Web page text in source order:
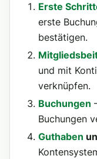
Erste
erste
bestätigen.
und mit
verknüpfen.
Buchungen
Buchungen
Guthaben